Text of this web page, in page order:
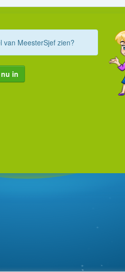
van MeesterSjef zien?
in